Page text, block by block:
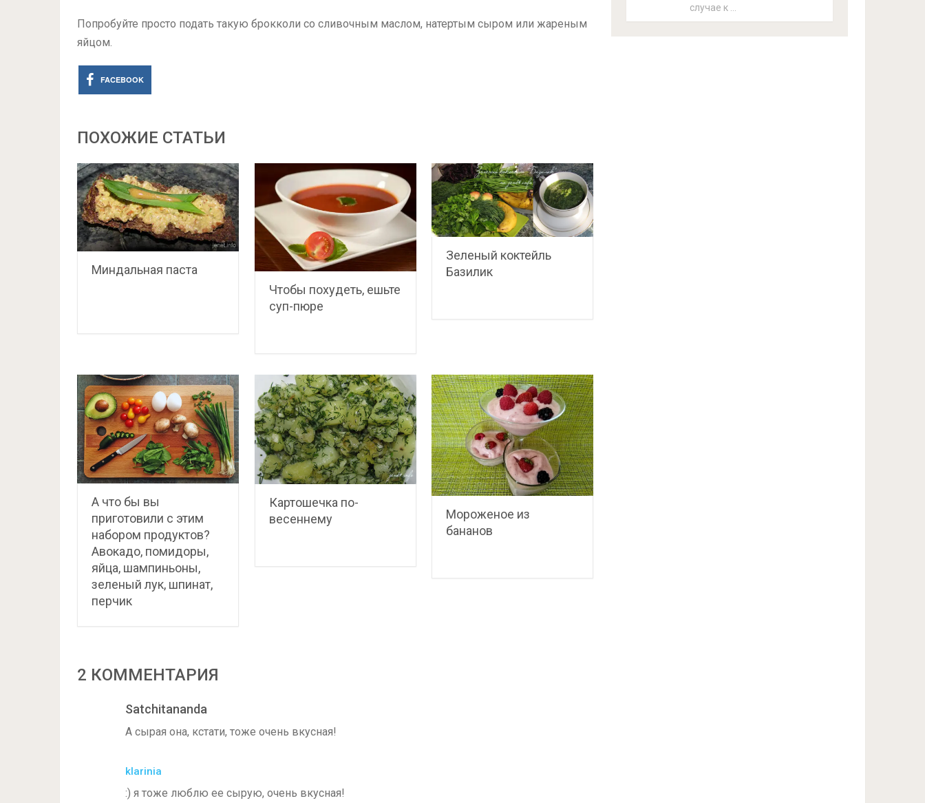
Попробуйте просто подать такую брокколи со сливочным маслом, натертым сыром или жареным
яйцом.
FACEBOOK
ПОХОЖИЕ СТАТЬИ
Миндальная паста
Чтобы похудеть, ешьте
суп-пюре
Зеленый коктейль
Базилик
А что бы вы
приготовили с этим
набором продуктов?
Авокадо, помидоры,
яйца, шампиньоны,
зеленый лук, шпинат,
перчик
Картошечка по-
весеннему
Мороженое из
бананов
2 КОММЕНТАРИЯ
Satchitananda
А сырая она, кстати, тоже очень вкусная!
klarinia
:) я тоже люблю ее сырую, очень вкусная!
случае к …